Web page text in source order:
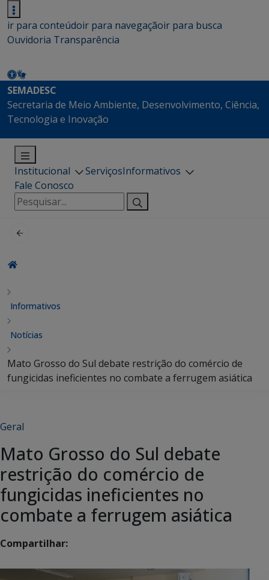
ir para conteúdoir para navegaçãoir para busca
Ouvidoria Transparência
SEMADESC
Secretaria de Meio Ambiente, Desenvolvimento, Ciência,
Tecnologia e Inovação
Institucional ServiçosInformativos
Fale Conosco
Pesquisar
por:
Informativos
Notícias
Mato Grosso do Sul debate restrição do comércio de
fungicidas ineficientes no combate a ferrugem asiática
Geral
Mato Grosso do Sul debate
restrição do comércio de
fungicidas ineficientes no
combate a ferrugem asiática
Compartilhar: